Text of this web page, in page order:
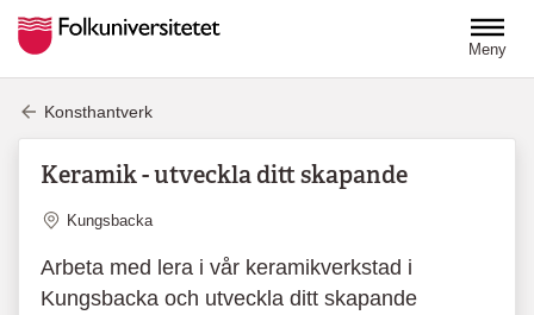
Meny
Konsthantverk
Keramik - utveckla ditt skapande
Plats
Kungsbacka
Arbeta med lera i vår keramikverkstad i
Kungsbacka och utveckla ditt skapande